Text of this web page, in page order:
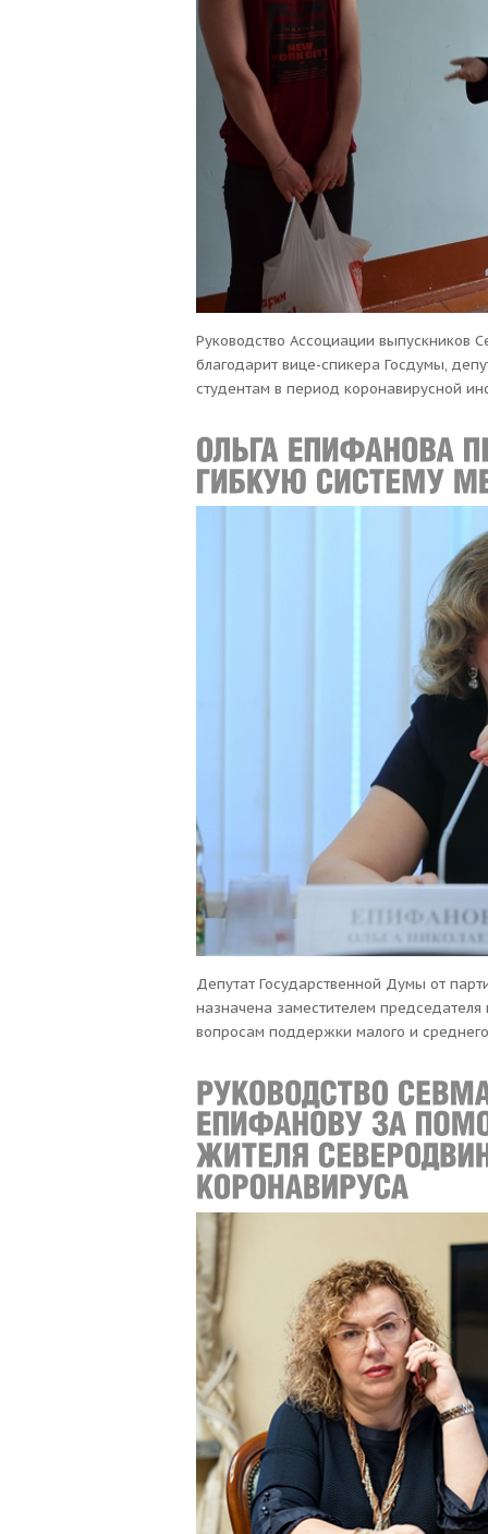
Руководство Ассоциации выпускников
благодарит вице-спикера Госдумы,
студентам в период коронавирусной
Депутат Государственной Думы от
назначена заместителем
вопросам поддержки малого и